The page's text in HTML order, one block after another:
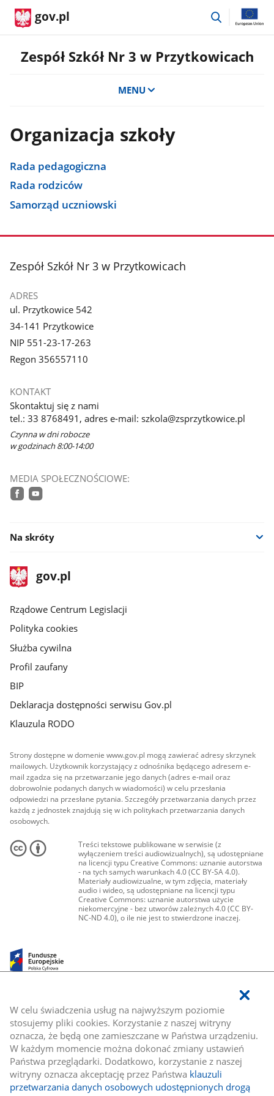
W celu świadczenia usług na najwyższym poziomie
stosujemy pliki cookies. Korzystanie z naszej witryny
oznacza, że będą one zamieszczane w Państwa urządzeniu.
W każdym momencie można dokonać zmiany ustawień
Państwa przeglądarki. Dodatkowo, korzystanie z naszej
witryny oznacza akceptację przez Państwa klauzuli
przetwarzania danych osobowych udostępnionych drogą
gov.pl
przejdź
Zespół Szkół Nr 3 w Przytkowicach
MENU
Organizacja szkoły
Rada pedagogiczna
Rada rodziców
Samorząd uczniowski
stopka
Zespół Szkół Nr 3 w Przytkowicach
ADRES
ul. Przytkowice 542
34-141 Przytkowice
NIP 551-23-17-263
Regon 356557110
KONTAKT
Skontaktuj się z nami
tel.: 33 8768491, adres e-mail: szkola@zsprzytkowice.pl
Czynna w dni robocze
w godzinach 8:00-14:00
MEDIA SPOŁECZNOŚCIOWE:
Na skróty
stopka
gov.plStrona
gov.pl
Rządowe Centrum Legislacji
Polityka cookies
Służba cywilna
Profil zaufany
BIP
Deklaracja dostępności serwisu Gov.pl
Klauzula RODO
Strony dostępne w domenie www.gov.pl mogą zawierać adresy skrzynek
mailowych. Użytkownik korzystający z odnośnika będącego adresem e-
mail zgadza się na przetwarzanie jego danych (adres e-mail oraz
dobrowolnie podanych danych w wiadomości) w celu przesłania
odpowiedzi na przesłane pytania. Szczegóły przetwarzania danych przez
każdą z jednostek znajdują się w ich politykach przetwarzania danych
osobowych.
Treści tekstowe publikowane w serwisie (z
wyłączeniem treści audiowizualnych), są udostępniane
na licencji typu Creative Commons: uznanie autorstwa
- na tych samych warunkach 4.0 (CC BY-SA 4.0).
Materiały audiowizualne, w tym zdjęcia, materiały
audio i wideo, są udostępniane na licencji typu
Creative Commons: uznanie autorstwa użycie
niekomercyjne - bez utworów zależnych 4.0 (CC BY-
NC-ND 4.0), o ile nie jest to stwierdzone inaczej.